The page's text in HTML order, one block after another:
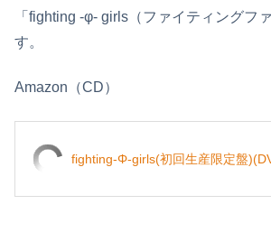
「fighting -φ- girls（ファイティングフ
す。
Amazon（CD）
fighting-Φ-girls(初回生産限定盤